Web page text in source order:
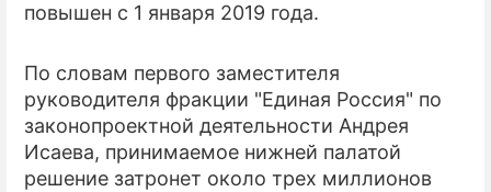
повышен с 1 января 2019 года.
По словам первого заместителя
руководителя фракции "Единая Россия" по
законопроектной деятельности Андрея
Исаева, принимаемое нижней палатой
решение затронет около трех миллионов